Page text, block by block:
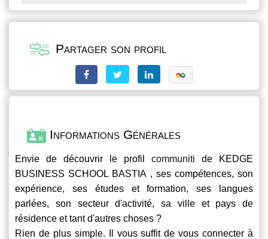
Partager son profil
Informations Générales
Envie de découvrir le profil communiti de KEDGE
BUSINESS SCHOOL BASTIA , ses compétences, son
expérience, ses études et formation, ses langues
parlées, son secteur d'activité, sa ville et pays de
résidence et tant d'autres choses ?
Rien de plus simple. Il vous suffit de vous connecter à